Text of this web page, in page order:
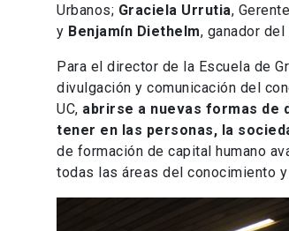
Urbanos; Graciela Urrutia,
y Benjamín Diethelm, ganador
Para el director de la Escuela de
divulgación y comunicación del
UC, abrirse a nuevas formas de
tener en las personas, la
de formación de capital humano
todas las áreas del conocimiento y